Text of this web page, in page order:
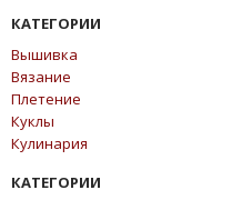
КАТЕГОРИИ
Вышивка
Вязание
Плетение
Куклы
Кулинария
КАТЕГОРИИ